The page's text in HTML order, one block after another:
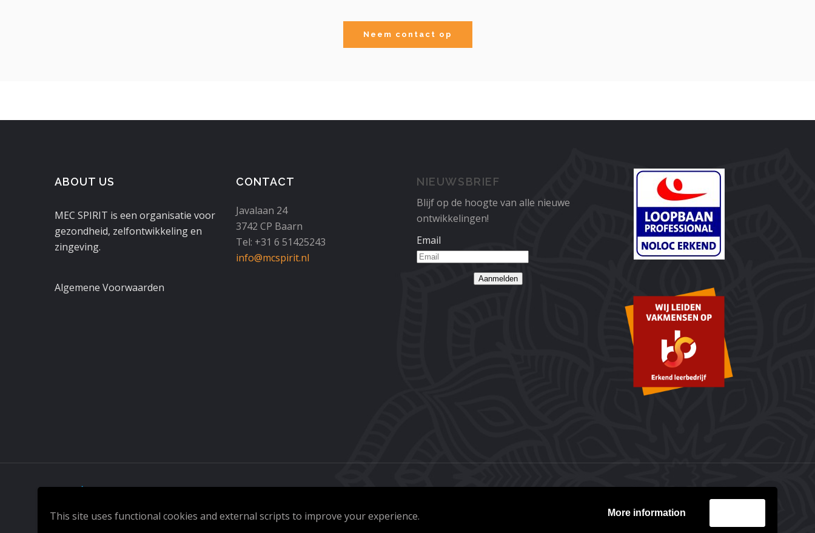
This site uses functional cookies and external scripts to improve your experience. More information
Neem contact op
ABOUT US
MEC SPIRIT is een organisatie voor
gezondheid, zelfontwikkeling en
zingeving.
Algemene Voorwaarden
CONTACT
Javalaan 24
3742 CP Baarn
Tel: +31 6 51425243
info@mcspirit.nl
NIEUWSBRIEF
Blijf op de hoogte van alle nieuwe
ontwikkelingen!
Email
Aanmelden